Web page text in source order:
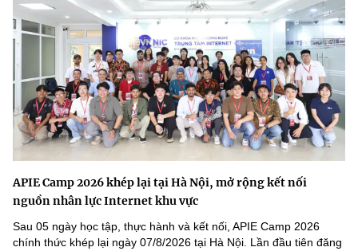
APIE Camp 2026 khép lại tại Hà Nội, mở rộng kết nối
nguồn nhân lực Internet khu vực
Sau 05 ngày học tập, thực hành và kết nối, APIE Camp 2026
chính thức khép lại ngày 07/8/2026 tại Hà Nội. Lần đầu tiên đăng